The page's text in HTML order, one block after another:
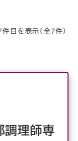
目を表示（全7件）
調理師専